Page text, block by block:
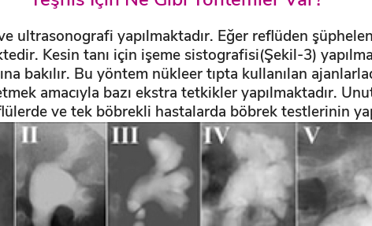
ultrasonografi yapılmaktadır. Eğer reflüden
Kesin tanı için işeme sistografisi(Şekil-3)
bakılır. Bu yöntem nükleer tıpta kullanılan
amacıyla bazı ekstra tetkikler yapılmaktadır.
ve tek böbrekli hastalarda böbrek testlerinin